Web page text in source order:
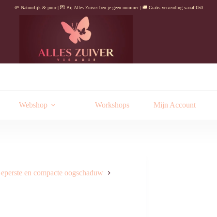
🌱 Natuurlijk & puur | 💌 Bij Alles Zuiver ben je geen nummer | 🚚 Gratis verzending vanaf €50
Webshop Workshops Mijn Account
en compacte oogschaduw